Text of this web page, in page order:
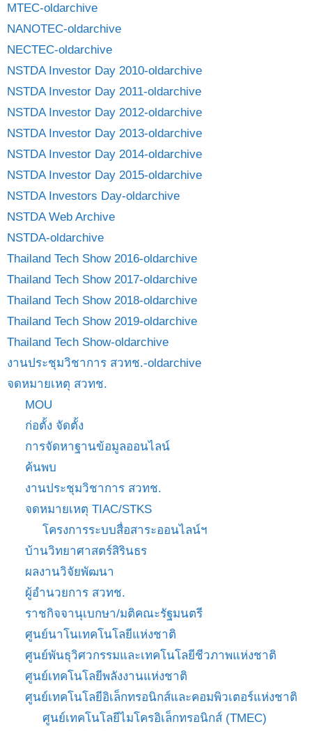
MTEC-oldarchive
NANOTEC-oldarchive
NECTEC-oldarchive
NSTDA Investor Day 2010-oldarchive
NSTDA Investor Day 2011-oldarchive
NSTDA Investor Day 2012-oldarchive
NSTDA Investor Day 2013-oldarchive
NSTDA Investor Day 2014-oldarchive
NSTDA Investor Day 2015-oldarchive
NSTDA Investors Day-oldarchive
NSTDA Web Archive
NSTDA-oldarchive
Thailand Tech Show 2016-oldarchive
Thailand Tech Show 2017-oldarchive
Thailand Tech Show 2018-oldarchive
Thailand Tech Show 2019-oldarchive
Thailand Tech Show-oldarchive
งานประชุมวิชาการ สวทช.-oldarchive
จดหมายเหตุ สวทช.
MOU
ก่อตั้ง จัดตั้ง
การจัดหาฐานข้อมูลออนไลน์
ค้นพบ
งานประชุมวิชาการ สวทช.
จดหมายเหตุ TIAC/STKS
โครงการระบบสื่อสาระออนไลน์ฯ
บ้านวิทยาศาสตร์สิรินธร
ผลงานวิจัยพัฒนา
ผู้อำนวยการ สวทช.
ราชกิจจานุเบกษา/มติคณะรัฐมนตรี
ศูนย์นาโนเทคโนโลยีแห่งชาติ
ศูนย์พันธุวิศวกรรมและเทคโนโลยีชีวภาพแห่งชาติ
ศูนย์เทคโนโลยีพลังงานแห่งชาติ
ศูนย์เทคโนโลยีอิเล็กทรอนิกส์และคอมพิวเตอร์แห่งชาติ
ศูนย์เทคโนโลยีไมโครอิเล็กทรอนิกส์ (TMEC)